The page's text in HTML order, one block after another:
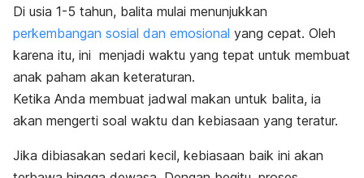
Di usia 1-5 tahun, balita mulai menunjukkan
perkembangan sosial dan emosional yang cepat. Oleh
karena itu, ini menjadi waktu yang tepat untuk membuat
anak paham akan keteraturan.
Ketika Anda membuat jadwal makan untuk balita, ia
akan mengerti soal waktu dan kebiasaan yang teratur.
Jika dibiasakan sedari kecil, kebiasaan baik ini akan